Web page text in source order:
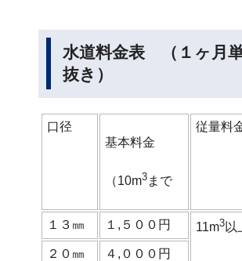
水道料金表 （１ヶ月
抜き）
口径
基本料金
（10m3 まで
従量料
１３㎜ １,５００円 11m3 以
２０㎜
４,０００円